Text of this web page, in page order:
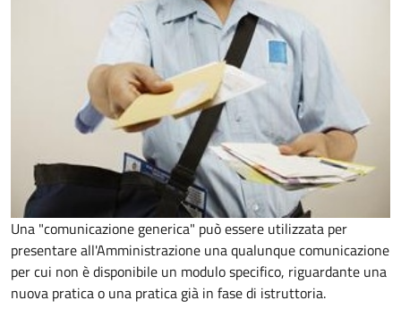
Una "comunicazione generica" può essere utilizzata per
presentare all'Amministrazione una qualunque comunicazione
per cui non è disponibile un modulo specifico, riguardante una
nuova pratica o una pratica già in fase di istruttoria.